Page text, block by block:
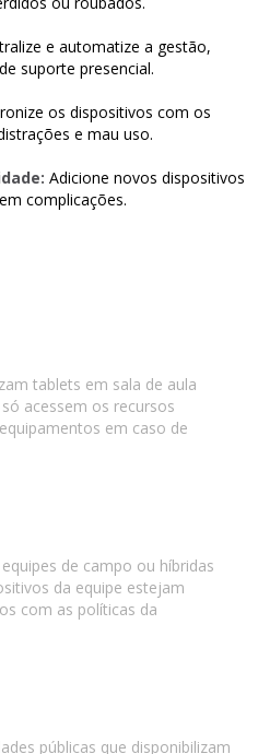
e automatize a gestão,
suporte presencial.
os dispositivos com os
e mau uso.
Adicione novos dispositivos
complicações.
tablets em sala de aula
acessem os recursos
em caso de
de campo ou híbridas
da equipe estejam
com as políticas da
públicas que disponibilizam